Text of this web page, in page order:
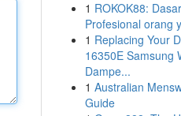
1 ROKOK88:
Profesional orang
1 Replacing Your
16350E Samsung
Dampe...
1 Australian
Guide